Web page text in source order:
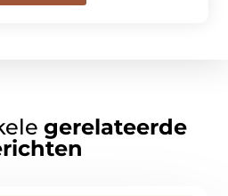
gerelateerde